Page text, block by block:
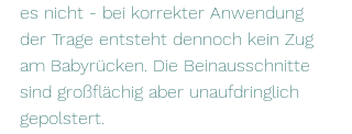
es nicht - bei korrekter Anwendung
der Trage entsteht dennoch kein Zug
am Babyrücken. Die Beinausschnitte
sind großflächig aber unaufdringlich
gepolstert.